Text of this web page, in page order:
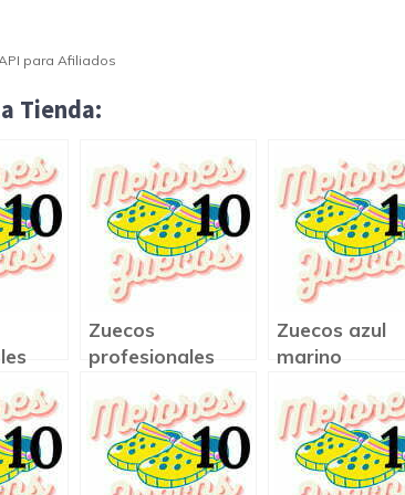
para Afiliados
Tienda:
Zuecos
profesionales
Zuecos azul
marino